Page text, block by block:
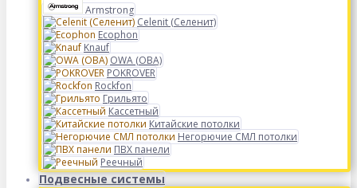
Armstrong
Celenit (Селенит)
Ecophon
Knauf
OWA (ОВА)
POKROVER
Rockfon
Грильято
Кассетный
Китайские потолки
Негорючие СМЛ потолки
ПВХ панели
Реечный
Подвесные системы